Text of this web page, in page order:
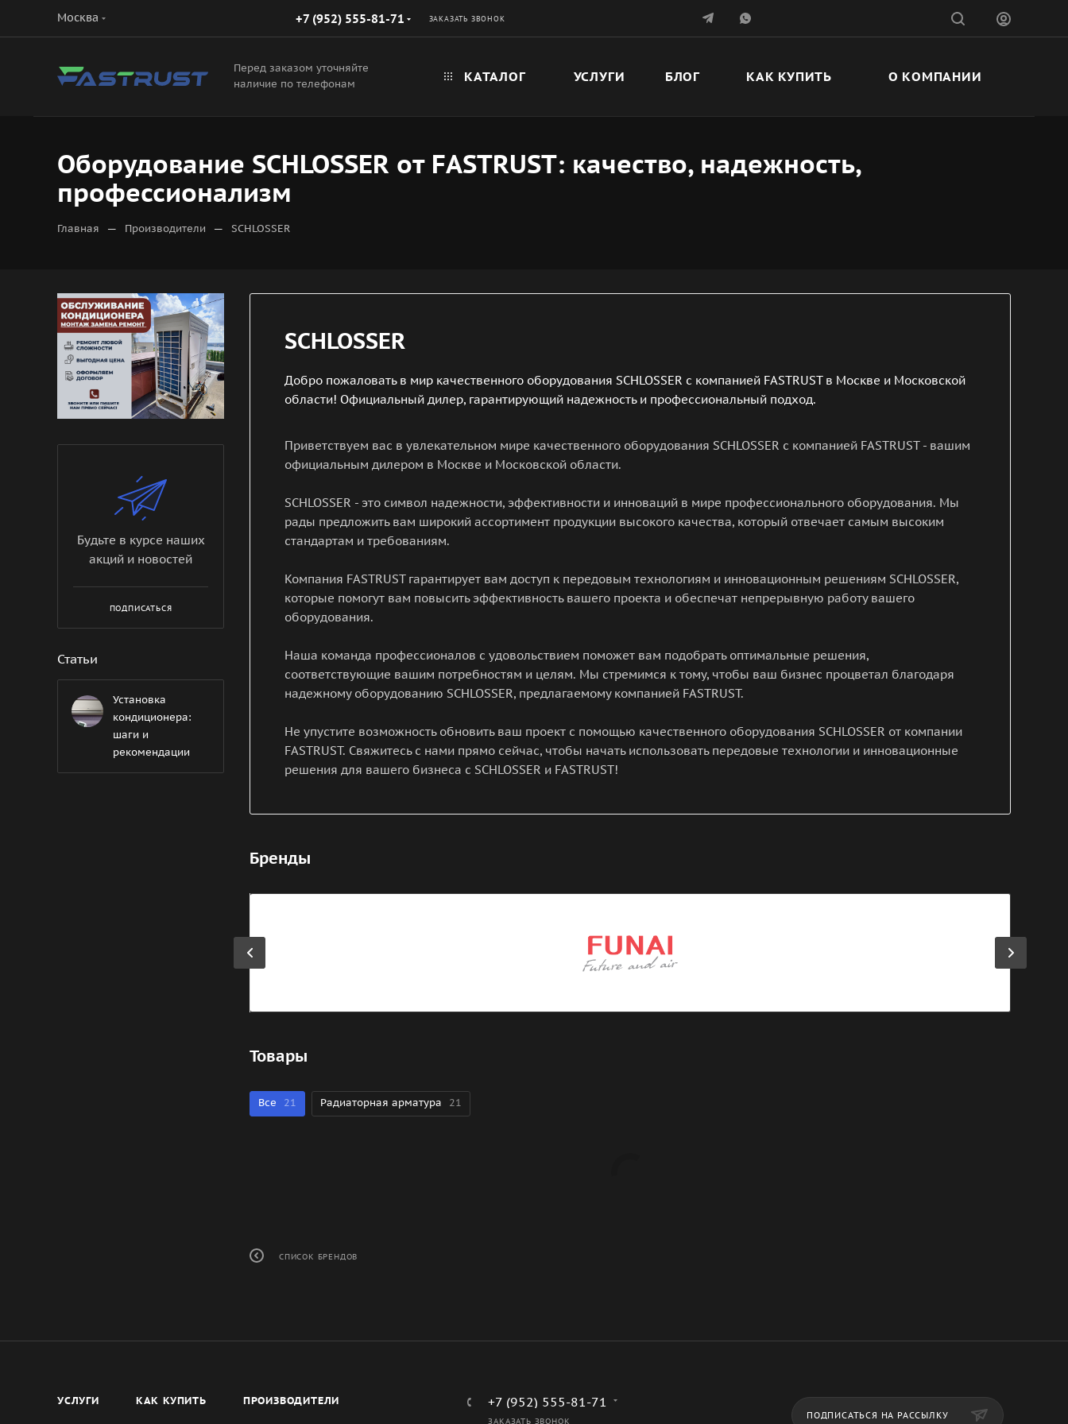
Москва +7 (952) 555-81-71 ЗАКАЗАТЬ ЗВОНОК
Перед заказом уточняйте
наличие по телефонам
КАТАЛОГ УСЛУГИ БЛОГ КАК КУПИТЬ О КОМПАНИИ
Оборудование SCHLOSSER от FASTRUST: качество, надежность,
профессионализм
Главная — Производители — SCHLOSSER
SCHLOSSER
Добро пожаловать в мир качественного оборудования SCHLOSSER с компанией FASTRUST в Москве и Московской
области! Официальный дилер, гарантирующий надежность и профессиональный подход.
Приветствуем вас в увлекательном мире качественного оборудования SCHLOSSER с компанией FASTRUST - вашим
официальным дилером в Москве и Московской области.
SCHLOSSER - это символ надежности, эффективности и инноваций в мире профессионального оборудования. Мы
рады предложить вам широкий ассортимент продукции высокого качества, который отвечает самым высоким
стандартам и требованиям.
Компания FASTRUST гарантирует вам доступ к передовым технологиям и инновационным решениям SCHLOSSER,
которые помогут вам повысить эффективность вашего проекта и обеспечат непрерывную работу вашего
оборудования.
Наша команда профессионалов с удовольствием поможет вам подобрать оптимальные решения,
соответствующие вашим потребностям и целям. Мы стремимся к тому, чтобы ваш бизнес процветал благодаря
надежному оборудованию SCHLOSSER, предлагаемому компанией FASTRUST.
Не упустите возможность обновить ваш проект с помощью качественного оборудования SCHLOSSER от компании
FASTRUST. Свяжитесь с нами прямо сейчас, чтобы начать использовать передовые технологии и инновационные
решения для вашего бизнеса с SCHLOSSER и FASTRUST!
Бренды
Товары
Все 21 Радиаторная арматура 21
СПИСОК БРЕНДОВ
Будьте в курсе наших
акций и новостей
ПОДПИСАТЬСЯ
Статьи
Установка
кондиционера:
шаги и
рекомендации
УСЛУГИ КАК КУПИТЬ ПРОИЗВОДИТЕЛИ +7 (952) 555-81-71
ЗАКАЗАТЬ ЗВОНОК
ПОДПИСАТЬСЯ НА РАССЫЛКУ